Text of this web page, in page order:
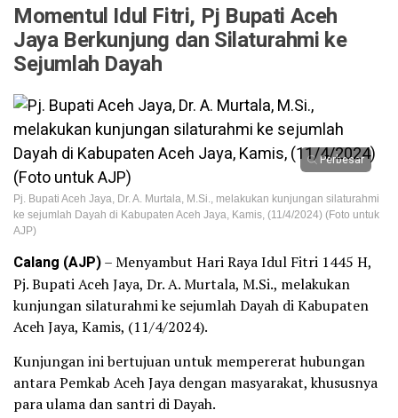
Momentul Idul Fitri, Pj Bupati Aceh
Jaya Berkunjung dan Silaturahmi ke
Sejumlah Dayah
Perbesar
Pj. Bupati Aceh Jaya, Dr. A. Murtala, M.Si., melakukan kunjungan silaturahmi
ke sejumlah Dayah di Kabupaten Aceh Jaya, Kamis, (11/4/2024) (Foto untuk
AJP)
Calang (AJP)– Menyambut Hari Raya Idul Fitri 1445 H,
Pj. Bupati Aceh Jaya, Dr. A. Murtala, M.Si., melakukan
kunjungan silaturahmi ke sejumlah Dayah di Kabupaten
Aceh Jaya, Kamis, (11/4/2024).
Kunjungan ini bertujuan untuk mempererat hubungan
antara Pemkab Aceh Jaya dengan masyarakat, khususnya
para ulama dan santri di Dayah.